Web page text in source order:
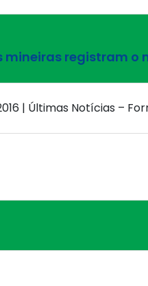
mineiras registram o
| Últimas Notícias –